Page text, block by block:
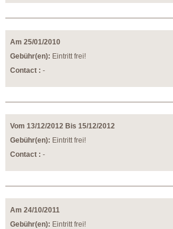
Am 25/01/2010
Gebühr(en): Eintritt frei!
Contact : -
Vom 13/12/2012 Bis 15/12/2012
Gebühr(en): Eintritt frei!
Contact : -
Am 24/10/2011
Gebühr(en): Eintritt frei!